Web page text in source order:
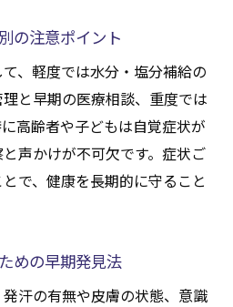
の注意ポイント
、軽度では水分・塩分補給の
と早期の医療相談、重度では
高齢者や子どもは自覚症状が
声かけが不可欠です。症状ご
で、健康を長期的に守ること
めの早期発見法
汗の有無や皮膚の状態、意識